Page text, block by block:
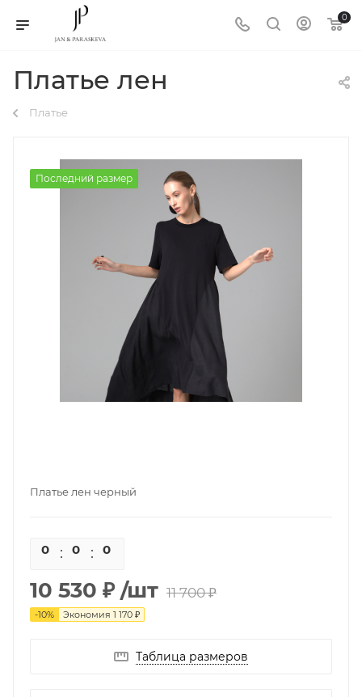
0
Платье лен
Платье
Последний размер
Платье лен черный
0 0 0
10 530 ₽ /шт 11 700 ₽
-10% Экономия 1 170 ₽
Таблица размеров